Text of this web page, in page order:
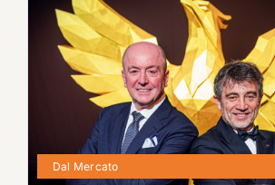
Dal Mercato